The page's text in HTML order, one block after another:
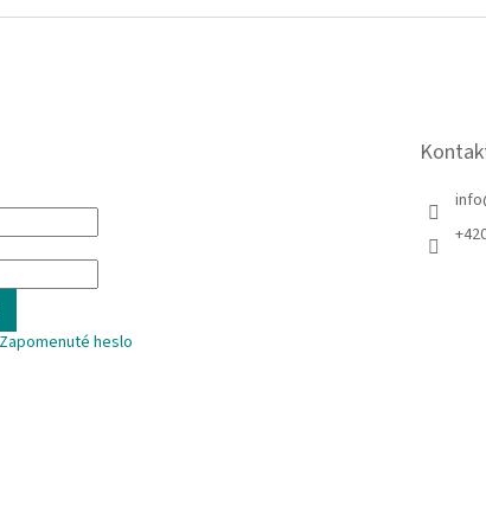
Zapomenuté heslo
info